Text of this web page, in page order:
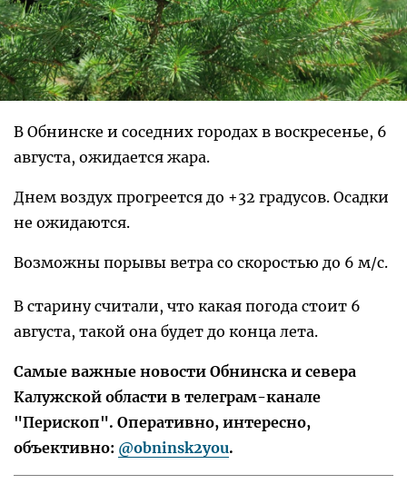
В Обнинске и соседних городах в воскресенье, 6
августа, ожидается жара.
Днем воздух прогреется до +32 градусов. Осадки
не ожидаются.
Возможны порывы ветра со скоростью до 6 м/с.
В старину считали, что какая погода стоит 6
августа, такой она будет до конца лета.
Самые важные новости Обнинска и севера
Калужской области в телеграм-канале
"Перископ". Оперативно, интересно,
объективно: @obninsk2you.